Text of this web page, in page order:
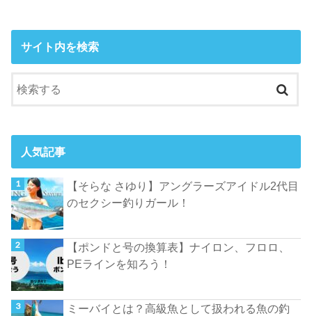
サイト内を検索
人気記事
【そらな さゆり】アングラーズアイドル2代目
のセクシー釣りガール！
【ポンドと号の換算表】ナイロン、フロロ、
PEラインを知ろう！
ミーバイとは？高級魚として扱われる魚の釣